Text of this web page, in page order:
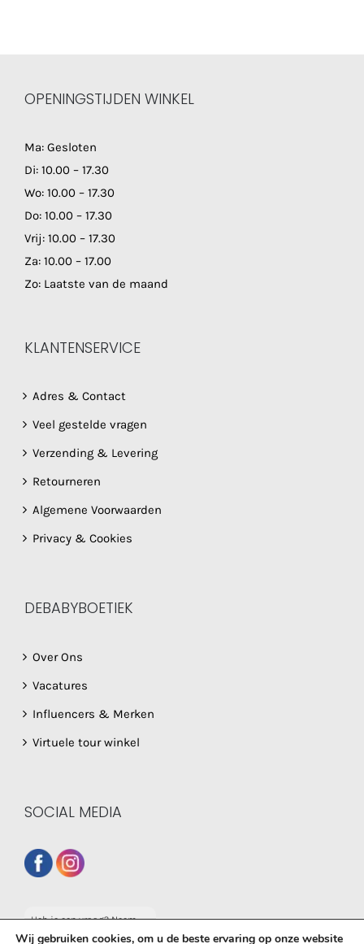
OPENINGSTIJDEN WINKEL
Ma: Gesloten
Di: 10.00 – 17.30
Wo: 10.00 – 17.30
Do: 10.00 – 17.30
Vrij: 10.00 – 17.30
Za: 10.00 – 17.00
Zo: Laatste van de maand
KLANTENSERVICE
Adres & Contact
Veel gestelde vragen
Verzending & Levering
Retourneren
Algemene Voorwaarden
Privacy & Cookies
DEBABYBOETIEK
Over Ons
Vacatures
Influencers & Merken
Virtuele tour winkel
SOCIAL MEDIA
Heb je een vraag? Neem
dan gerust contact op
Wij gebruiken cookies, om u de beste ervaring op onze website